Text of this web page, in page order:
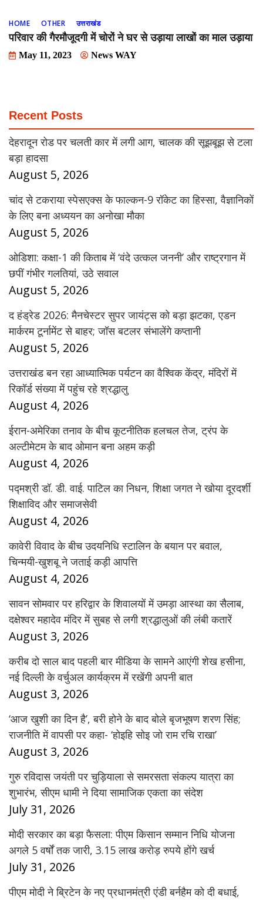
HOME OTHER उत्तराखंड
परिवार की गैरमौजूदगी में चोरों ने घर से उड़ाया लाखों का माल उड़ाया
May 11, 2023 News WAY
Recent Posts
देहरादून रोड पर चलती कार में लगी आग, चालक की सूझबूझ से टला
बड़ा हादसा
August 5, 2026
चांद से टकराया स्पेसएक्स के फाल्कन-9 रॉकेट का हिस्सा, वैज्ञानिकों
के लिए बना अध्ययन का अनोखा मौका
August 5, 2026
ओडिशा: कक्षा-1 की किताब में ‘वंदे उत्कल जननी’ और राष्ट्रगान में
छपीं गंभीर गलतियां, उठे सवाल
August 5, 2026
द हंड्रेड 2026: मैनचेस्टर सुपर जायंट्स को बड़ा झटका, एडन
मार्करम टूर्नामेंट से बाहर; जॉस बटलर संभालेंगे कप्तानी
August 5, 2026
उत्तराखंड बन रहा आध्यात्मिक पर्यटन का वैश्विक केंद्र, मंदिरों में
रिकॉर्ड संख्या में पहुंच रहे श्रद्धालु
August 4, 2026
ईरान-अमेरिका तनाव के बीच कूटनीतिक हलचल तेज, ट्रंप के
अल्टीमेटम के बाद ओमान बना अहम कड़ी
August 4, 2026
पद्मश्री डॉ. डी. वाई. पाटिल का निधन, शिक्षा जगत ने खोया दूरदर्शी
शिक्षाविद और समाजसेवी
August 4, 2026
कावेरी विवाद के बीच उदयनिधि स्टालिन के बयान पर बवाल,
चिन्मयी-खुशबू ने जताई कड़ी आपत्ति
August 4, 2026
सावन सोमवार पर हरिद्वार के शिवालयों में उमड़ा आस्था का सैलाब,
दक्षेश्वर महादेव मंदिर में सुबह से लगी श्रद्धालुओं की लंबी कतारें
August 3, 2026
करीब दो साल बाद पहली बार मीडिया के सामने आएंगी शेख हसीना,
नई दिल्ली के वर्चुअल कार्यक्रम में रखेंगी अपनी बात
August 3, 2026
‘आज खुशी का दिन है’, बरी होने के बाद बोले बृजभूषण शरण सिंह;
राजनीति में वापसी पर कहा- ‘होइहि सोइ जो राम रचि राखा’
August 3, 2026
गुरु रविदास जयंती पर चुड़ियाला से समरसता संकल्प यात्रा का
शुभारंभ, सीएम धामी ने दिया सामाजिक एकता का संदेश
July 31, 2026
मोदी सरकार का बड़ा फैसला: पीएम किसान सम्मान निधि योजना
अगले 5 वर्षों तक जारी, 3.15 लाख करोड़ रुपये होंगे खर्च
July 31, 2026
पीएम मोदी ने ब्रिटेन के नए प्रधानमंत्री एंडी बर्नहैम को दी बधाई,